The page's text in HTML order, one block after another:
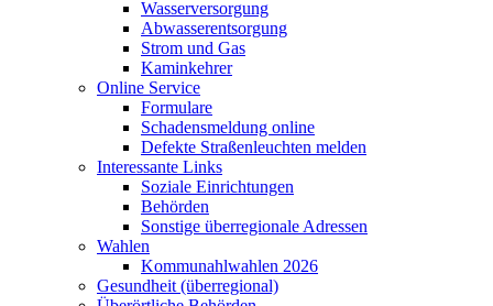
Wasserversorgung
Abwasserentsorgung
Strom und Gas
Kaminkehrer
Online Service
Formulare
Schadensmeldung online
Defekte Straßenleuchten melden
Interessante Links
Soziale Einrichtungen
Behörden
Sonstige überregionale Adressen
Wahlen
Kommunahlwahlen 2026
Gesundheit (überregional)